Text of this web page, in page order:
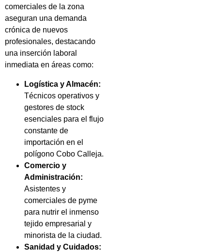
comerciales de la zona
aseguran una demanda
crónica de nuevos
profesionales, destacando
una inserción laboral
inmediata en áreas como:
Logística y Almacén:
Técnicos operativos y
gestores de stock
esenciales para el flujo
constante de
importación en el
polígono Cobo Calleja.
Comercio y
Administración:
Asistentes y
comerciales de pyme
para nutrir el inmenso
tejido empresarial y
minorista de la ciudad.
Sanidad y Cuidados: